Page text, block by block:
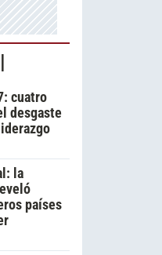
cuatro
desgaste
la
países